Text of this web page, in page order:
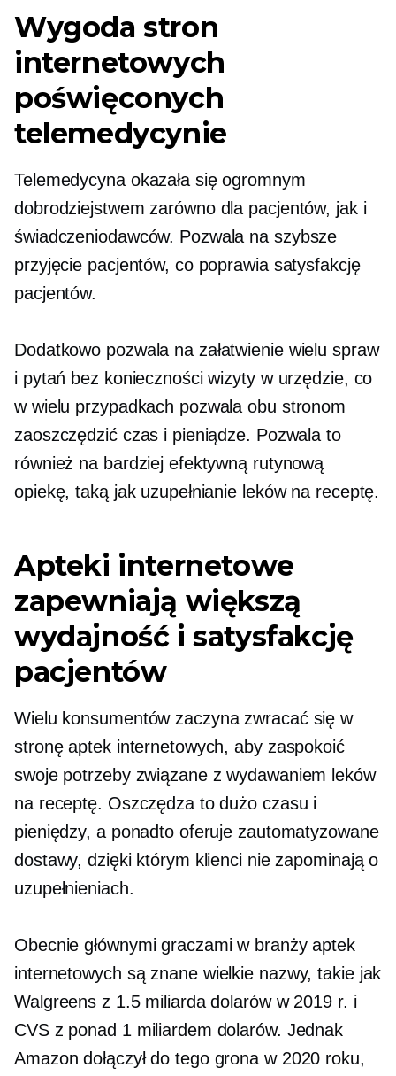
Wygoda stron
internetowych
poświęconych
telemedycynie
Telemedycyna okazała się ogromnym
dobrodziejstwem zarówno dla pacjentów, jak i
świadczeniodawców. Pozwala na szybsze
przyjęcie pacjentów, co poprawia satysfakcję
pacjentów.
Dodatkowo pozwala na załatwienie wielu spraw
i pytań bez konieczności wizyty w urzędzie, co
w wielu przypadkach pozwala obu stronom
zaoszczędzić czas i pieniądze. Pozwala to
również na bardziej efektywną rutynową
opiekę, taką jak uzupełnianie leków na receptę.
Apteki internetowe
zapewniają większą
wydajność i satysfakcję
pacjentów
Wielu konsumentów zaczyna zwracać się w
stronę aptek internetowych, aby zaspokoić
swoje potrzeby związane z wydawaniem leków
na receptę. Oszczędza to dużo czasu i
pieniędzy, a ponadto oferuje zautomatyzowane
dostawy, dzięki którym klienci nie zapominają o
uzupełnieniach.
Obecnie głównymi graczami w branży aptek
internetowych są znanewielkie nazwy, takie jak
Walgreens z 1.5 miliarda dolarów w 2019 r. i
CVS z ponad 1 miliardem dolarów. Jednak
Amazon dołączył do tego grona w 2020 roku,